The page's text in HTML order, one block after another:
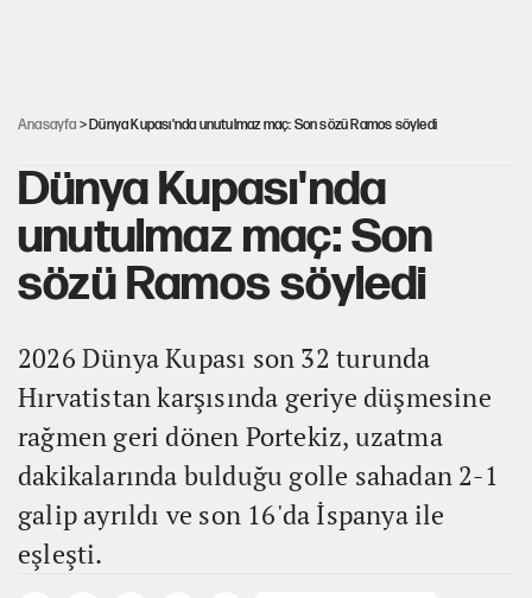
Anasayfa > Dünya Kupası'nda unutulmaz maç: Son sözü Ramos söyledi
Dünya Kupası'nda
unutulmaz maç: Son
sözü Ramos söyledi
2026 Dünya Kupası son 32 turunda
Hırvatistan karşısında geriye düşmesine
rağmen geri dönen Portekiz, uzatma
dakikalarında bulduğu golle sahadan 2-1
galip ayrıldı ve son 16'da İspanya ile
eşleşti.